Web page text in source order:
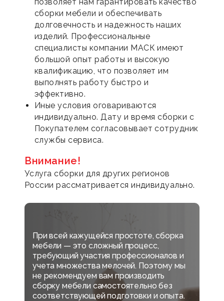
сборки мебели и обеспечивать
долговечность и надежность наших
изделий. Профессиональные
специалисты компании МАСК имеют
большой опыт работы и высокую
квалификацию, что позволяет им
выполнять работу быстро и
эффективно.
Иные условия оговариваются
индивидуально. Дату и время сборки с
Покупателем согласовывает сотрудник
службы сервиса.
Внимание!
Услуга сборки для других регионов
России рассматривается индивидуально.
При всей кажущейся простоте, сборка
мебели — это сложный процесс,
требующий участия профессионалов и
учета множества мелочей. Поэтому мы
не рекомендуем вам производить
сборку мебели самостоятельно без
соответствующей подготовки и опыта.